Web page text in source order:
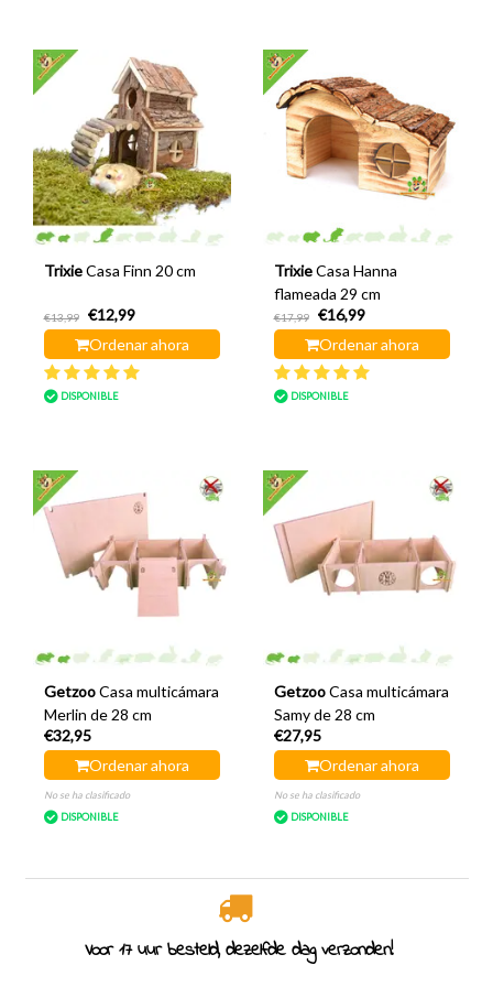
Trixie Casa Finn 20 cm
€13,99
€12,99
Ordenar ahora
DISPONIBLE
Trixie Casa Hanna
flameada 29 cm
€17,99
€16,99
Ordenar ahora
DISPONIBLE
Getzoo Casa multicámara
Merlin de 28 cm
€32,95
Ordenar ahora
No se ha clasificado
DISPONIBLE
Getzoo Casa multicámara
Samy de 28 cm
€27,95
Ordenar ahora
No se ha clasificado
DISPONIBLE
Especialistas en roedores desde 2011